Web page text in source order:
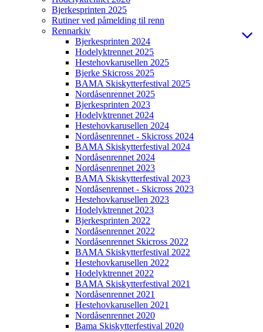
Bjerkesprinten 2025
Rutiner ved påmelding til renn
Rennarkiv
Bjerkesprinten 2024
Hodelyktrennet 2025
Hestehovkarusellen 2025
Bjerke Skicross 2025
BAMA Skiskytterfestival 2025
Nordåsenrennet 2025
Bjerkesprinten 2023
Hodelyktrennet 2024
Hestehovkarusellen 2024
Nordåsenrennet - Skicross 2024
BAMA Skiskytterfestival 2024
Nordåsenrennet 2024
Nordåsenrennet 2023
BAMA Skiskytterfestival 2023
Nordåsenrennet - Skicross 2023
Hestehovkarusellen 2023
Hodelyktrennet 2023
Bjerkesprinten 2022
Nordåsenrennet 2022
Nordåsenrennet Skicross 2022
BAMA Skiskytterfestival 2022
Hestehovkarusellen 2022
Hodelyktrennet 2022
BAMA Skiskytterfestival 2021
Nordåsenrennet 2021
Hestehovkarusellen 2021
Nordåsenrennet 2020
Bama Skiskytterfestival 2020